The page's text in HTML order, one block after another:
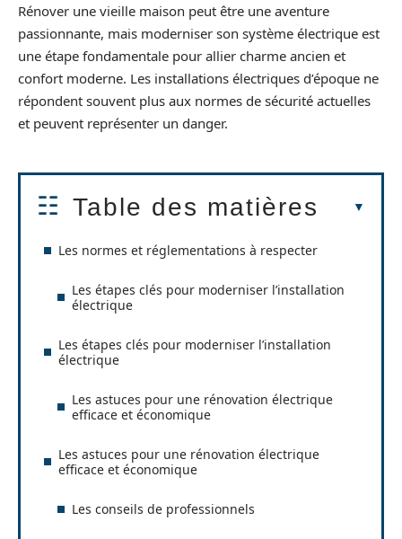
Rénover une vieille maison peut être une aventure
passionnante, mais moderniser son système électrique est
une étape fondamentale pour allier charme ancien et
confort moderne. Les installations électriques d’époque ne
répondent souvent plus aux normes de sécurité actuelles
et peuvent représenter un danger.
Table des matières
Les normes et réglementations à respecter
Les étapes clés pour moderniser l’installation
électrique
Les étapes clés pour moderniser l’installation
électrique
Les astuces pour une rénovation électrique
efficace et économique
Les astuces pour une rénovation électrique
efficace et économique
Les conseils de professionnels